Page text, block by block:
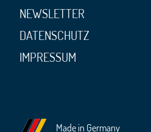
NEWSLETTER
DATENSCHUTZ
IMPRESSUM
Made in Germany